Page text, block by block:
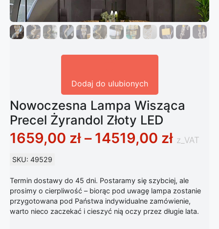
Dodaj do ulubionych
Nowoczesna Lampa Wisząca
Precel Żyrandol Złoty LED
1659,00 zł – 14519,00 zł z_VAT
SKU: 49529
Termin dostawy do 45 dni. Postaramy się szybciej, ale
prosimy o cierpliwość – biorąc pod uwagę lampa zostanie
przygotowana pod Państwa indywidualne zamówienie,
warto nieco zaczekać i cieszyć nią oczy przez długie lata.